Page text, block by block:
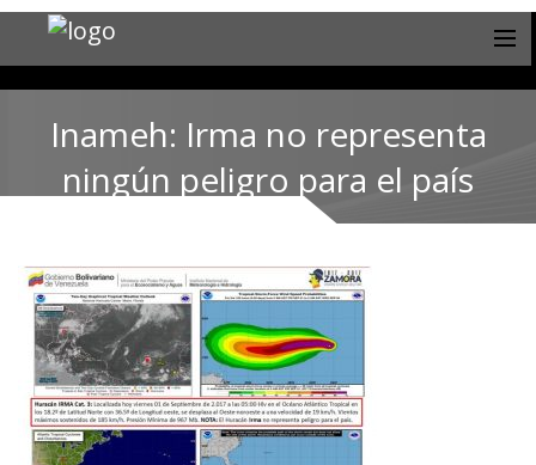
Inameh: Irma no representa
ningún peligro para el país